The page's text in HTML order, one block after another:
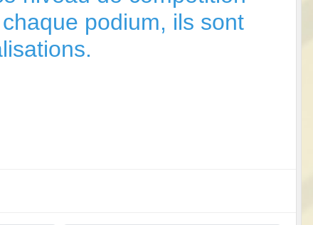
podium, ils sont